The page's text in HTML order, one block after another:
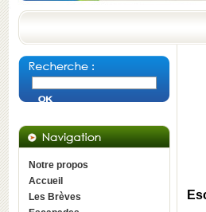
Notre propos
Accueil
Les Brèves